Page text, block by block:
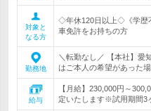
対象と
なる方
◇年休120日以上◇《学歴
車免許をお持ちの方
勤務地
＼転勤なし／ 【本社】愛
はご本人の希望があった
給与
【月給】230,000円～
定いたします※試用期間3